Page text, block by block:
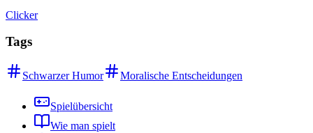
Clicker
Tags
Schwarzer Humor Moralische Entscheidungen
Spielübersicht
Wie man spielt